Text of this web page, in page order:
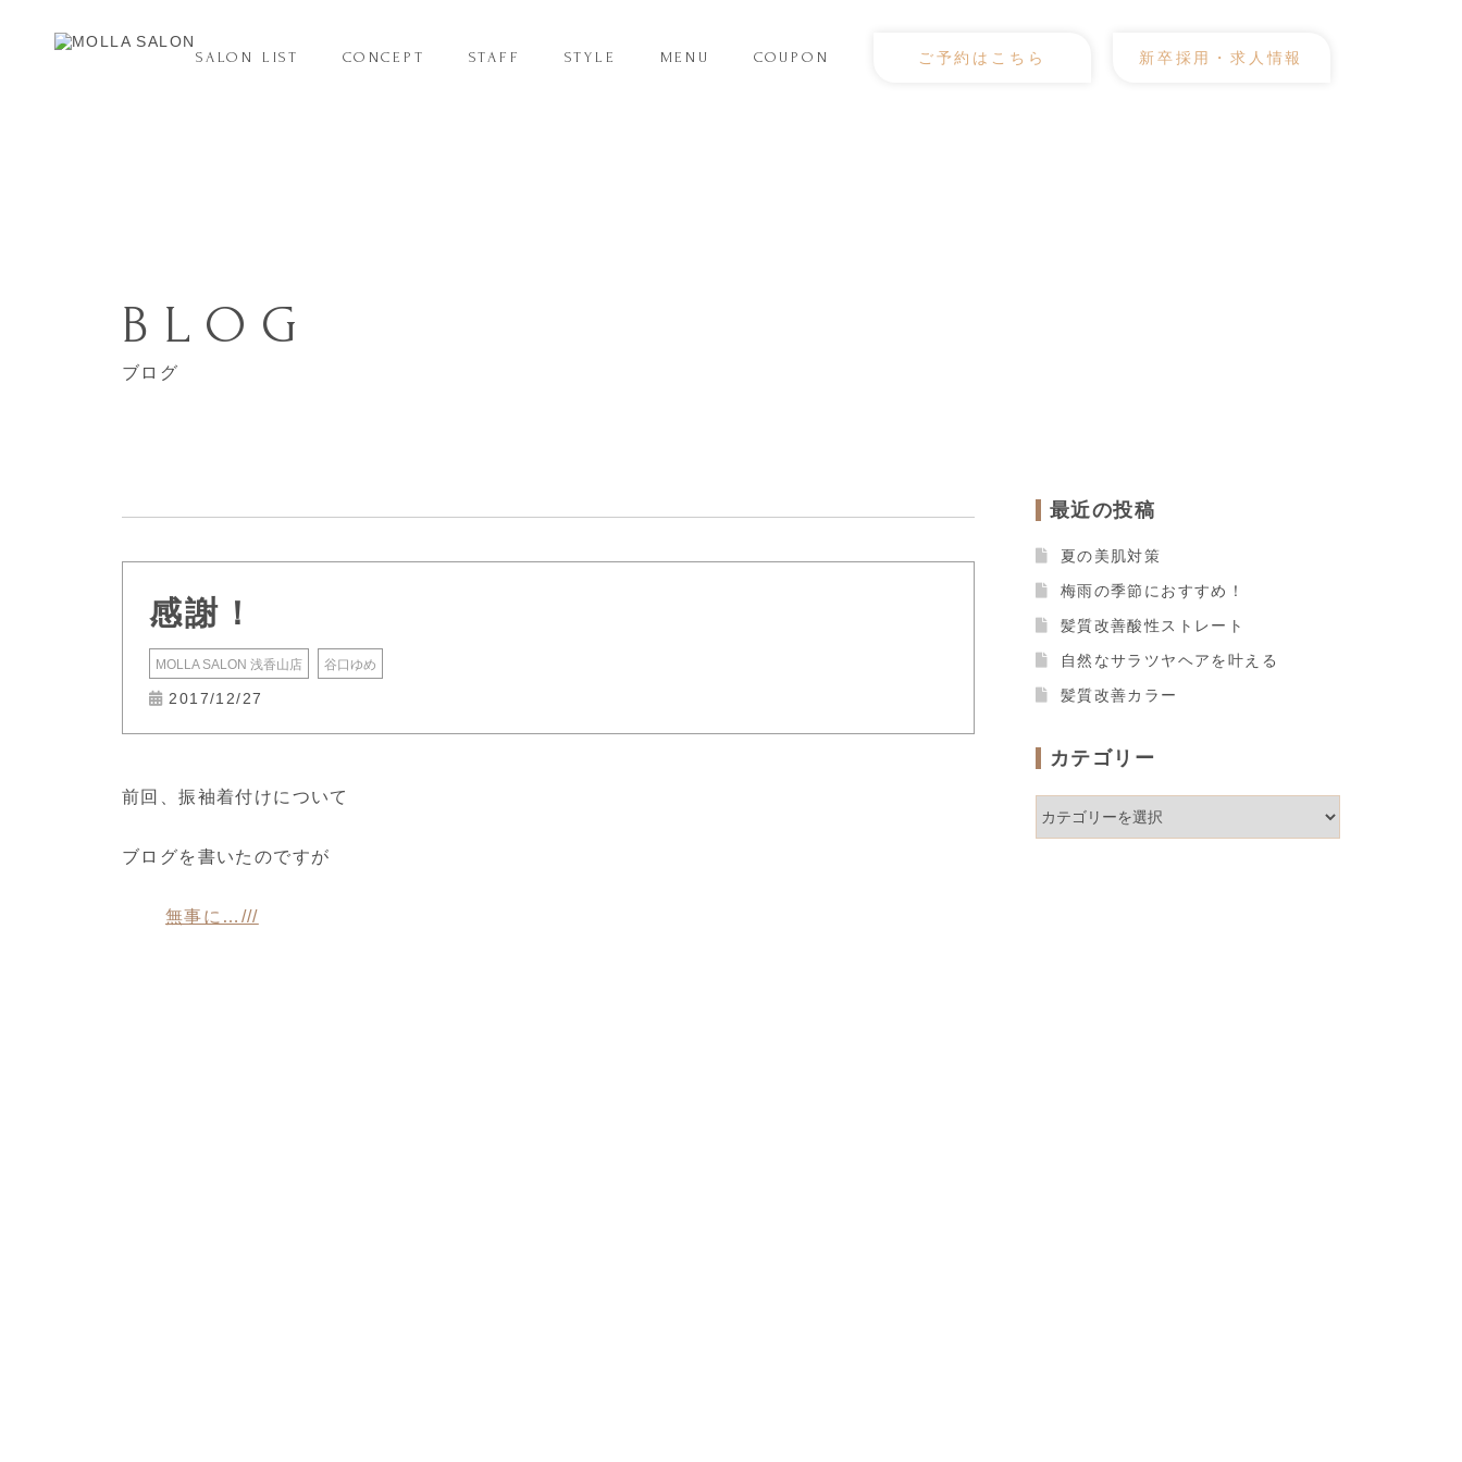
SALON LIST CONCEPT STAFF STYLE MENU COUPON ご予約はこちら 新卒採用・求人情報
BLOG
ブログ
感謝！
MOLLA SALON 浅香山店 谷口ゆめ
2017/12/27
前回、振袖着付けについて
ブログを書いたのですが
無事に…///
最近の投稿
夏の美肌対策
梅雨の季節におすすめ！
髪質改善酸性ストレート
自然なサラツヤヘアを叶える
髪質改善カラー
カテゴリー
テ
ゴ